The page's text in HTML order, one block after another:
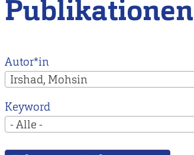
Publikationen
Autor*in
Irshad, Mohsin
Keyword
- Alle -